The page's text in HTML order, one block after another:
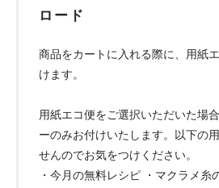
ロード
商品をカートに入れる際に、用紙
けます。
用紙エコ便をご選択いただいた場
ーのみお付けいたします。以下の
せんのでお気をつけください。
・今月の無料レシピ ・マクラメ糸